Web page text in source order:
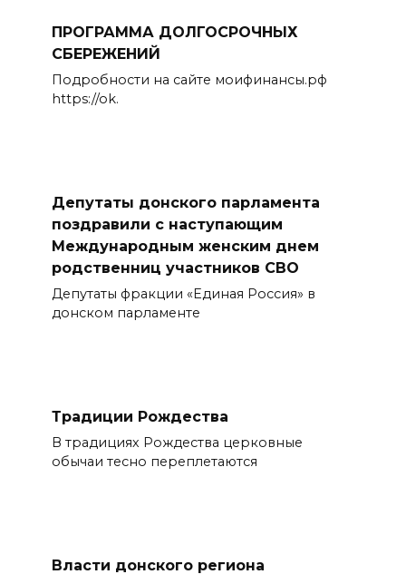
ПРОГРАММА ДОЛГОСРОЧНЫХ
СБЕРЕЖЕНИЙ
Подробности на сайте моифинансы.рф
https://ok.
Депутаты донского парламента
поздравили с наступающим
Международным женским днем
родственниц участников СВО
Депутаты фракции «Единая Россия» в
донском парламенте
Традиции Рождества
В традициях Рождества церковные
обычаи тесно переплетаются
Власти донского региона